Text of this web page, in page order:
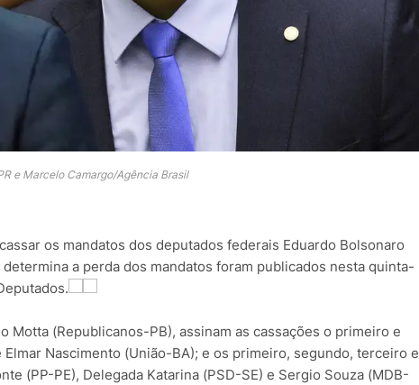
e Marcelo Camargo/Agência Brasil
os mandatos dos deputados federais Eduardo Bolsonaro
a perda dos mandatos foram publicados nesta quinta-
Motta (Republicanos-PB), assinam as cassações o primeiro e
Nascimento (União-BA); e os primeiro, segundo, terceiro e
(PP-PE), Delegada Katarina (PSD-SE) e Sergio Souza (MDB-